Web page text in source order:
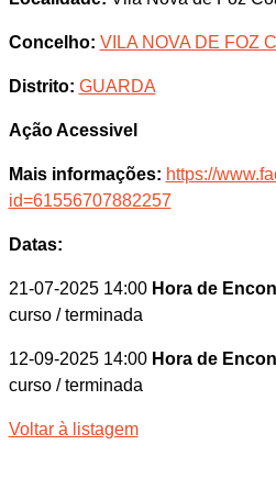
Concelho: VILA NOVA DE FOZ
Distrito: GUARDA
Ação Acessivel
Mais informações: https://
id=61556707882257
Datas:
21-07-2025 14:00 Hora de
curso / terminada
12-09-2025 14:00 Hora de
curso / terminada
Voltar à listagem